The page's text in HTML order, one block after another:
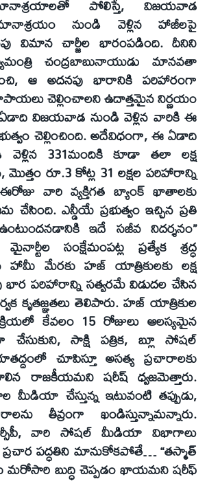
పోలిస్తే, విజయవాడ
నుండి వెళ్లిన హాజీలపై
విమాన చార్జీల భారంపడింది. దీనిని
చంద్రబాబునాయుడు మానవతా
ఆ అదనపు భారానికి పరిహారంగా
చెల్లించాలని ఉదాత్తమైన నిర్ణయం
ఏడాది విజయవాడ నుండి వెళ్లిన వారికి ఈ
చెల్లించింది. అదేవిధంగా, ఈ ఏడాది
331మందికి కూడా తలా లక్ష
రూ.3 కోట్ల 31 లక్షల పరిహారాన్ని
వారి వ్యక్తిగత బ్యాంక్ ఖాతాలకు
చేసింది. ఎన్డీయే ప్రభుత్వం ఇచ్చిన ప్రతి
ఇదే సజీవ నిదర్శనం”
సంక్షేమంపట్ల ప్రత్యేక శ్రద్ధ
హామీ మేరకు హజ్ యాత్రికులకు లక్ష
పరిహారాన్ని సత్వరమే విడుదల చేసిన
కృతజ్ఞతలు తెలిపారు. హజ్ యాత్రికుల
కేవలం 15 రోజులు ఆలస్యమైన
సాక్షి పత్రిక, బ్లూ సోషల్
చూపిస్తూ అసత్య ప్రచారాలకు
రాజకీయమని షరీష్ ధ్వజమెత్తారు.
మీడియా చేస్తున్న ఇటువంటి తప్పుడు,
తీవ్రంగా ఖండిస్తున్నామన్నారు.
వారి సోషల్ మీడియా విభాగాలు
ప్రచార పద్ధతిని మానుకోకపోతే… “తస్మాత్
మరోసారి బుద్ధి చెప్పడం ఖాయమని షరీఫ్